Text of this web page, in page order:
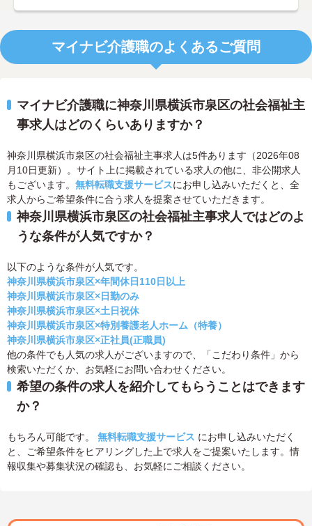
マイナビ介護職のよくあるご質問
マイナビ介護職に神奈川県横浜市泉区の社会福祉主
事求人はどのくらいありますか？
神奈川県横浜市泉区の社会福祉主事求人は5件あります（2026年08
月10日更新）。サイト上に掲載されている求人の他に、非公開求人
もございます。 無料転職支援サービスにお申し込みいただくと、全
求人からご希望条件に合う求人を提案させていただきます。
神奈川県横浜市泉区の社会福祉主事求人ではどのよ
うな条件が人気ですか？
以下のような条件が人気です。
神奈川県横浜市泉区×年間休日110日以上
神奈川県横浜市泉区×日勤のみ
神奈川県横浜市泉区×土日祝休
神奈川県横浜市泉区×特別養護老人ホーム（特養）
神奈川県横浜市泉区×正社員(正職員)
他の条件でも人気の求人がございますので、「こだわり条件」から
検索いただくか、お気軽にお問い合わせください。
希望の条件の求人を紹介してもらうことはできます
か？
もちろん可能です。 無料転職支援サービス にお申し込みいただく
と、ご希望条件をヒアリングした上で求人をご提案いたします。情
報収集や募集状況の確認も、お気軽にご相談ください。